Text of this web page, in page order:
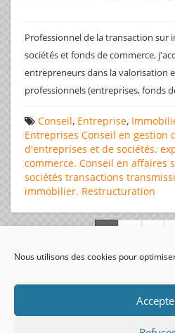
Nous utilisons des cookies pour
Professionnel de la transaction sur
sociétés et fonds de commerce,
entrepreneurs dans la valorisation
professionnels (entreprises, fonds
Conseil, Entreprise,
Entreprises Conseil en gestion
d'entreprises et de sociétés.
commerce. Conseil en affaires
sociétés transactions
immobilier. Restructuration
visiteurs uniques: